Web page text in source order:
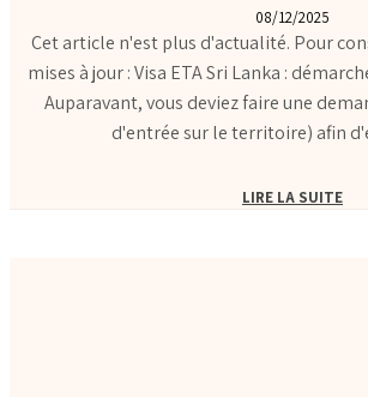
08/12/2025
Cet article n'est plus d'actualité. Pour
mises à jour : Visa ETA Sri Lanka : démarches, prix et conseils 2025
Auparavant, vous deviez faire une
d'entrée sur le territoire) afin
LIRE LA SUITE